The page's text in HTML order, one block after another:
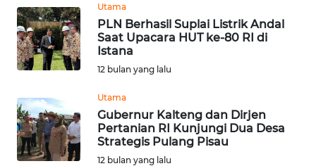
Utama
PLN Berhasil Suplai Listrik Andal
Saat Upacara HUT ke-80 RI di
Istana
12 bulan yang lalu
Utama
Gubernur Kalteng dan Dirjen
Pertanian RI Kunjungi Dua Desa
Strategis Pulang Pisau
12 bulan yang lalu
TAPANULI
TENGAH
WN DELI
WN
TEBING
TINGGI